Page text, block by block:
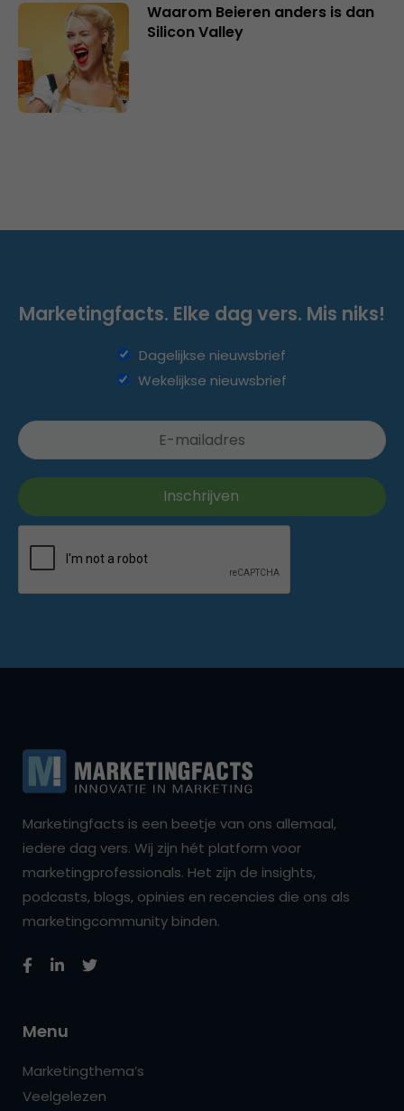
Waarom Beieren anders is dan
Silicon Valley
Marketingfacts. Elke dag vers. Mis niks!
Dagelijkse nieuwsbrief
Wekelijkse nieuwsbrief
Marketingfacts is een beetje van ons allemaal,
iedere dag vers. Wij zijn hét platform voor
marketingprofessionals. Het zijn de insights,
podcasts, blogs, opinies en recencies die ons als
marketingcommunity binden.
Menu
Marketingthema’s
Veelgelezen